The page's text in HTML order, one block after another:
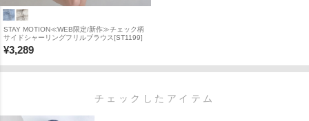
STAY MOTION≪WEB限定/新作≫チェック柄
サイドシャーリングフリルブラウス[ST1199]
¥3,289
チェックしたアイテム